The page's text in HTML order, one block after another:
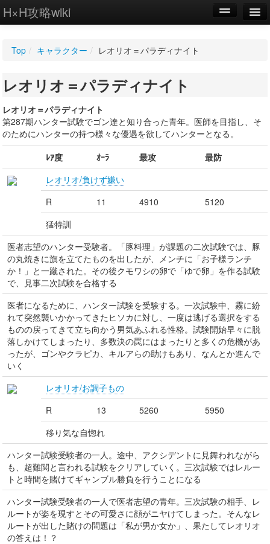
H×H攻略wiki
WIKI
設定
Top / キャラクター / レオリオ＝パラディナイト
レオリオ＝パラディナイト
レオリオ＝パラディナイト
第287期ハンター試験でゴン達と知り合った青年。医師を目指し、そ
のためにハンターの持つ様々な優遇を欲してハンターとなる。
ﾚｱ度
ｵｰﾗ 最攻
最防
レオリオ/負けず嫌い
R
11 4910
5120
猛特訓
医者志望のハンター受験者。「豚料理」が課題の二次試験では、豚
の丸焼きに旗を立てたものを出したが、メンチに「お子様ランチ
か！」と一蹴された。その後クモワシの卵で「ゆで卵」を作る試験
で、見事二次試験を合格する
医者になるために、ハンター試験を受験する。一次試験中、霧に紛
れて突然襲いかかってきたヒソカに対し、一度は逃げる選択をする
ものの戻ってきて立ち向かう男気あふれる性格。試験開始早々に脱
落しかけてしまったり、多数決の罠にはまったりと多くの危機があ
ったが、ゴンやクラピカ、キルアらの助けもあり、なんとか進んで
いく
レオリオ/お調子もの
R
13 5260
5950
移り気な自惚れ
ハンター試験受験者の一人。途中、アクシデントに見舞われながら
も、超難関と言われる試験をクリアしていく。三次試験ではレルー
トと時間を賭けてギャンブル勝負を行うことになる
ハンター試験受験者の一人で医者志望の青年。三次試験の相手、レ
ルートが姿を現すとその可愛さに顔がニヤけてしまった。そんなレ
ルートが出した賭けの問題は「私が男か女か」、果たしてレオリオ
の答えは！？